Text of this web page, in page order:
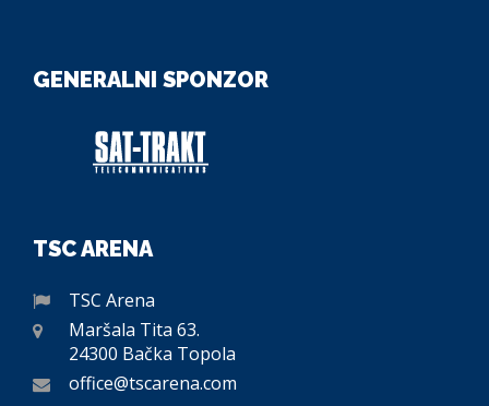
GENERALNI SPONZOR
TSC ARENA
TSC Arena
Maršala Tita 63.
24300 Bačka Topola
office@tscarena.com